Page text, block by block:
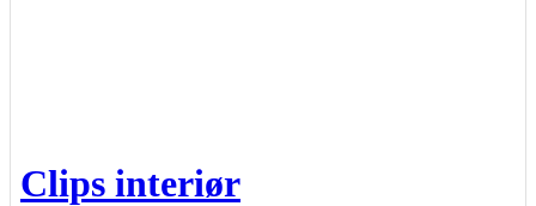
Clips interiør